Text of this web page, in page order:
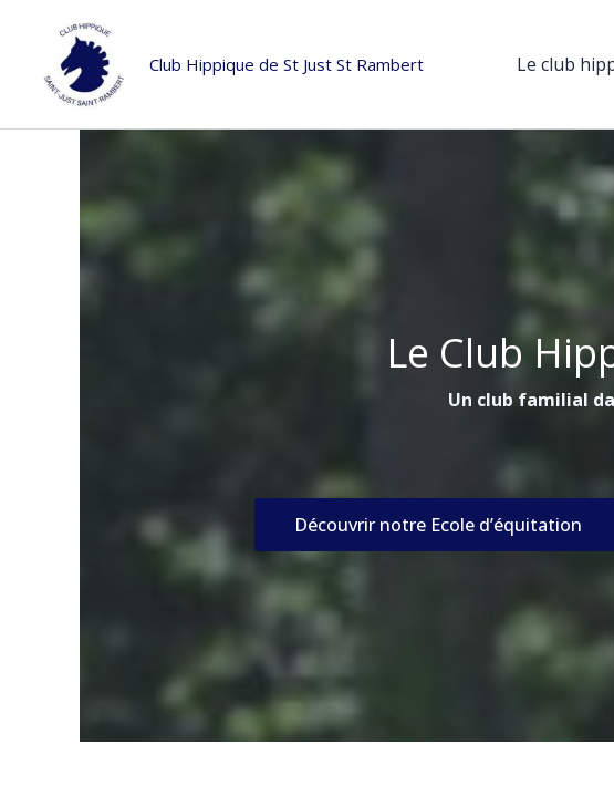
contenu
Club Hippique de St Just St Rambert Le club
Le Club
Un club familial
Découvrir notre Ecole d’équitation